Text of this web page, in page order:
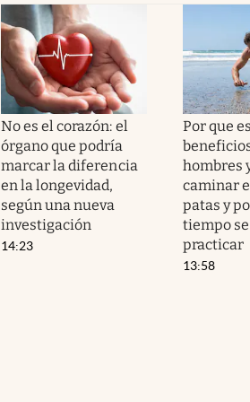
No es el corazón: el
órgano que podría
marcar la diferencia
en la longevidad,
según una nueva
investigación
14:23
Por que
hombres
caminar
patas y
tiempo
practicar
13:58